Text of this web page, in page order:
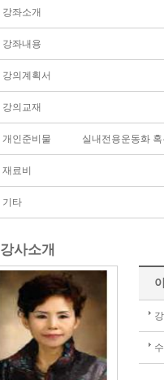
강좌소개
강좌내용
강의계획서
강의교재
개인준비물 실내전용운동화
재료비
기타
강사소개